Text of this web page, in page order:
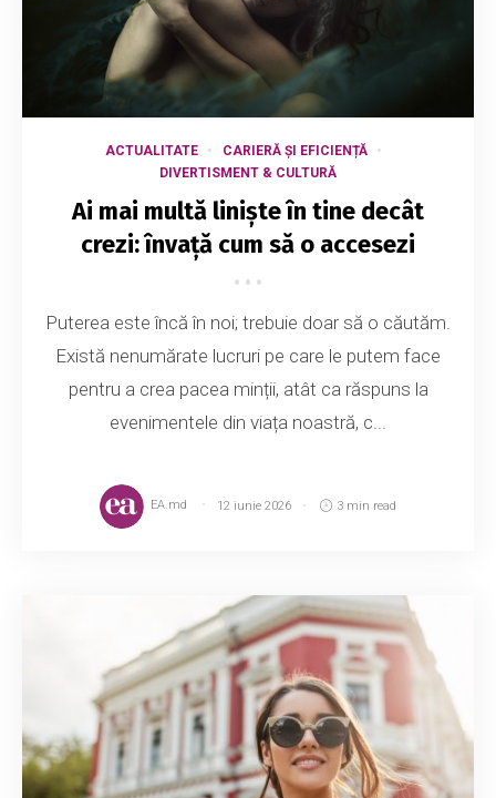
ACTUALITATE
CARIERĂ ȘI EFICIENȚĂ
DIVERTISMENT & CULTURĂ
Ai mai multă liniște în tine decât
crezi: învață cum să o accesezi
Puterea este încă în noi; trebuie doar să o căutăm.
Există nenumărate lucruri pe care le putem face
pentru a crea pacea minții, atât ca răspuns la
evenimentele din viața noastră, c...
EA.md 12 iunie 2026 3 min read